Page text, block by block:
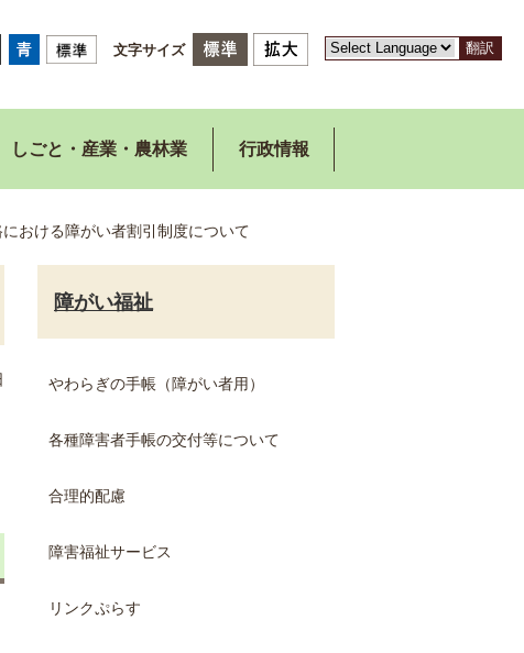
文字サイズ 翻訳
しごと・産業・農林業 行政情報
おける障がい者割引制度について
障がい福祉
やわらぎの手帳（障がい者用）
各種障害者手帳の交付等について
合理的配慮
障害福祉サービス
リンクぷらす